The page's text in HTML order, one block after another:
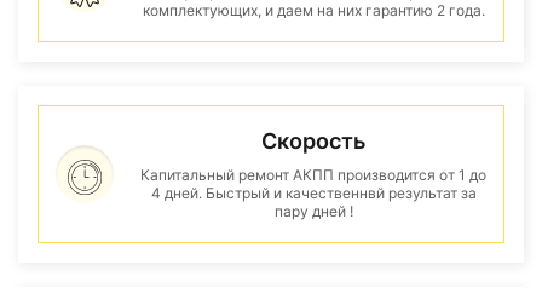
комплектующих, и даем на них гарантию 2 года.
Скорость
Капитальный ремонт АКПП производится от 1 до
4 дней. Быстрый и качественнвй результат за
пару дней !